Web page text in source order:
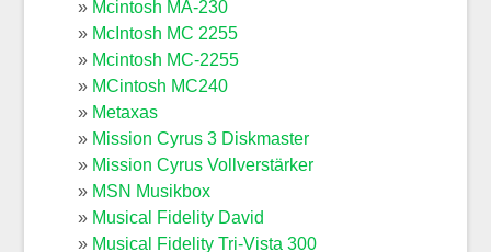
Mcintosh MA-230
McIntosh MC 2255
Mcintosh MC-2255
MCintosh MC240
Metaxas
Mission Cyrus 3 Diskmaster
Mission Cyrus Vollverstärker
MSN Musikbox
Musical Fidelity David
Musical Fidelity Tri-Vista 300